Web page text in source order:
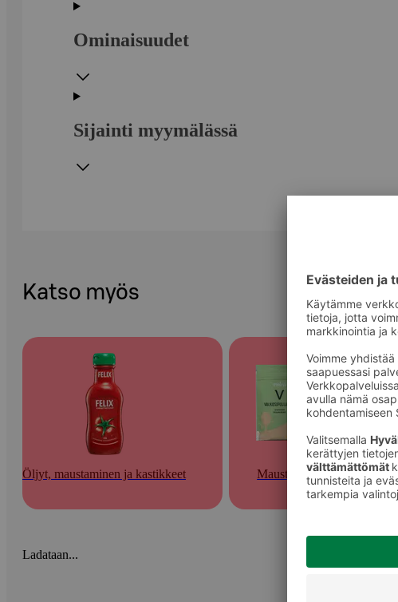
Ominaisuudet
Sijainti myymälässä
Katso myös
Öljyt, maustaminen ja kastikkeet Mausteet
Ladataan...